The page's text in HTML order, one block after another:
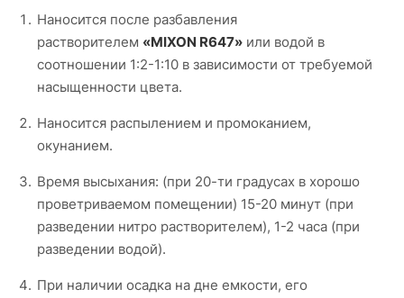
Наносится после разбавления
растворителем «MIXON R647» или водой в
соотношении 1:2-1:10 в зависимости от требуемой
насыщенности цвета.
Наносится распылением и промоканием,
окунанием.
Время высыхания: (при 20-ти градусах в хорошо
проветриваемом помещении) 15-20 минут (при
разведении нитро растворителем), 1-2 часа (при
разведении водой).
При наличии осадка на дне емкости, его